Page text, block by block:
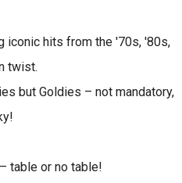
iconic hits from the '70s, '80s,
twist.
but Goldies – not mandatory,
table or no table!